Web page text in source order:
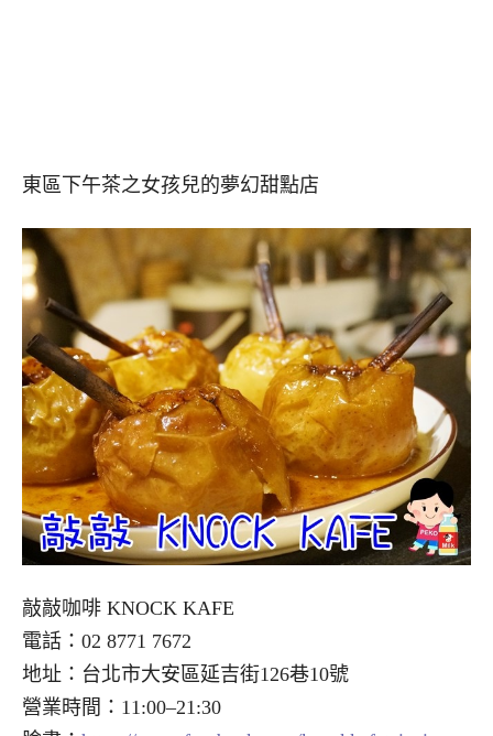
東區下午茶之女孩兒的夢幻甜點店
敲敲咖啡 KNOCK KAFE
電話：02 8771 7672
地址：台北市大安區延吉街126巷10號
營業時間：11:00–21:30